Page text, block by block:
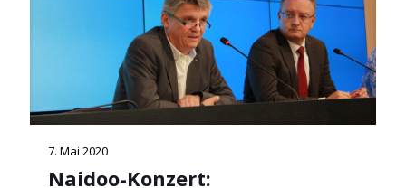
7. Mai 2020
Naidoo-Konzert: